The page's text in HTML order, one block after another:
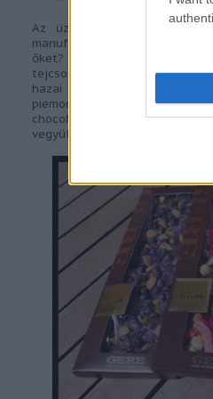
Az üzemlátogatás során
manufaktúrába – én már
őket? :) ) Gábortól
tejcsokoládét, feltéteik
hazai liofilizált panyolai
piemonte-i mogyorót is.
chocoMe táblákba
vegyületeivel látja el a